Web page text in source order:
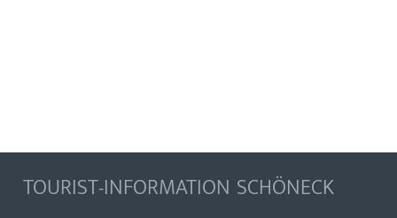
TOURIST-INFORMATION SCHÖNECK